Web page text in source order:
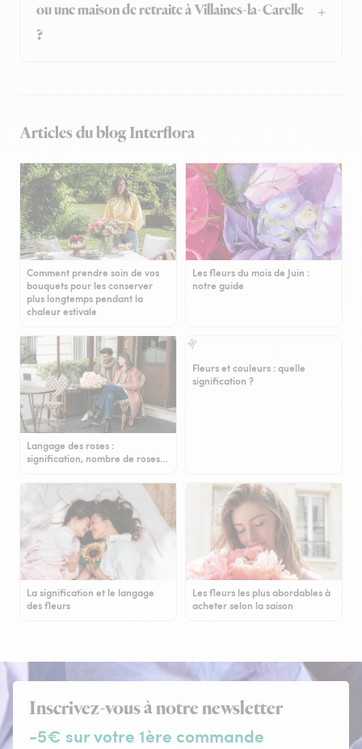
ou une maison de retraite à Villaines-la-Carelle
?
Articles du blog Interflora
Comment prendre soin de vos
bouquets pour les conserver
plus longtemps pendant la
chaleur estivale
Les fleurs du mois de Juin :
notre guide
Langage des roses :
signification, nombre de roses…
Fleurs et couleurs : quelle
signification ?
La signification et le langage
des fleurs
Les fleurs les plus abordables à
acheter selon la saison
Inscrivez-vous à notre newsletter
-5€ sur votre 1ère commande